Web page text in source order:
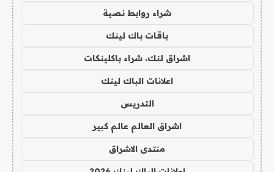
شراء روابط نصية
باقات باك لينك
اشراق لنك، شراء باكلينكات
اعلانات الباك لينك
التدريس
اشراق العالم عالم كبير
منتدى الاشراق